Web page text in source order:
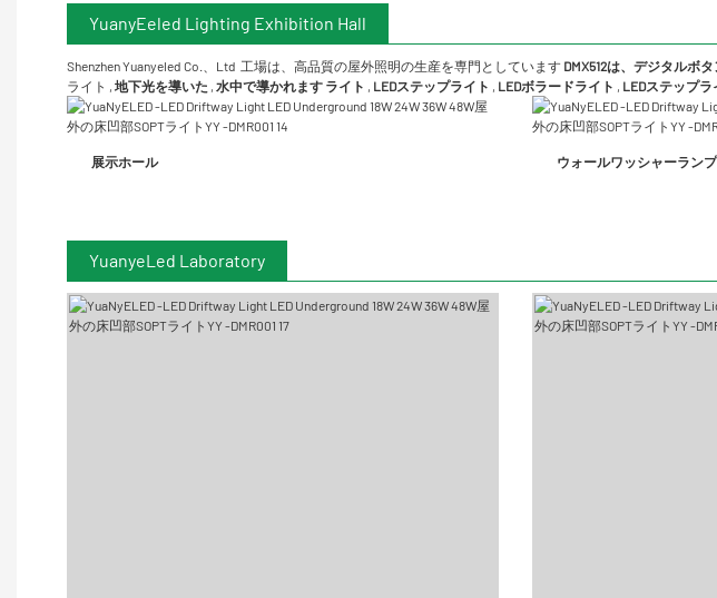
YuanyEeled Lighting Exhibition Hall
Shenzhen Yuanyeled Co.、Ltd 工場は、高品質の屋外照明の生産を専門としています DMX512は、デジタルボ
ライト
地下光を導いた 水中で導かれます ライト LEDステップライト LEDボラードライト LEDステップラ
展示ホール ウォールワッシャーランプ
YuanyeLed Laboratory